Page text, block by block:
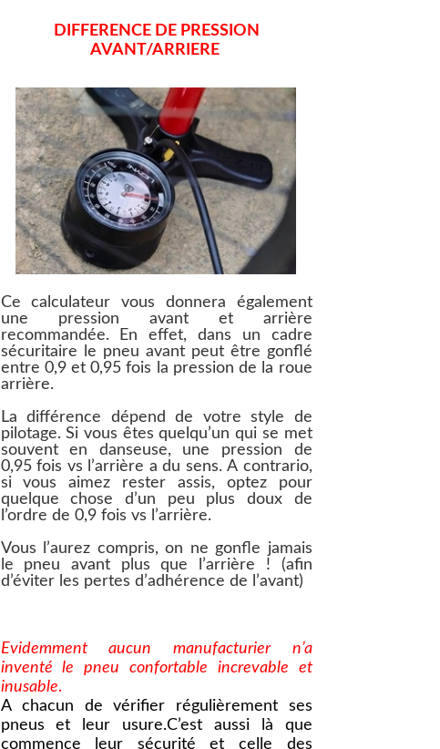
DIFFERENCE DE PRESSION
AVANT/ARRIERE
Ce calculateur vous donnera également
une pression avant et arrière
recommandée. En effet, dans un cadre
sécuritaire le pneu avant peut être gonﬂé
entre 0,9 et 0,95 fois la pression de la roue
arrière.
La différence dépend de votre style de
pilotage. Si vous êtes quelqu’un qui se met
souvent en danseuse, une pression de
0,95 fois vs l’arrière a du sens. A contrario,
si vous aimez rester assis, optez pour
quelque chose d’un peu plus doux de
l’ordre de 0,9 fois vs l’arrière.
Vous l’aurez compris, on ne gonﬂe jamais
le pneu avant plus que l’arrière ! (aﬁn
d’éviter les pertes d’adhérence de l’avant)
Evidemment aucun manufacturier n’a
inventé le pneu confortable increvable et
inusable.
A chacun de vériﬁer régulièrement ses
pneus et leur usure.C’est aussi là que
commence leur sécurité et celle des